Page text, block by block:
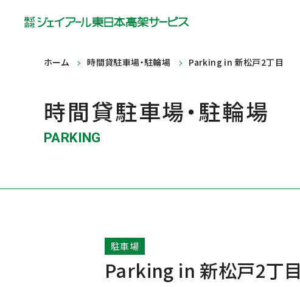
ホーム 時間貸駐車場・駐輪場 Parking in 新松戸2丁目
時間貸駐車場・駐輪場
PARKING
駐車場
Parking in 新松戸2丁目